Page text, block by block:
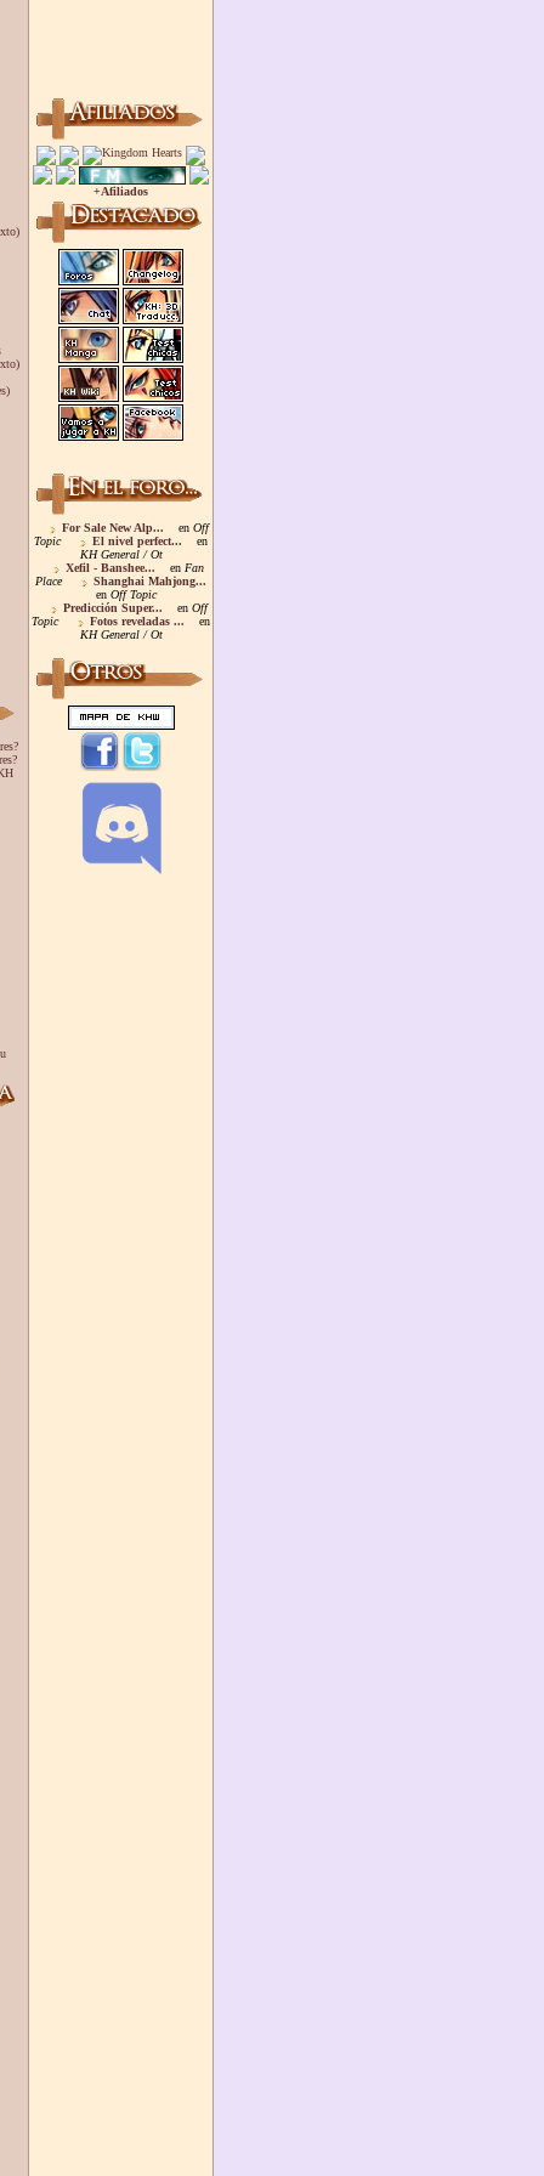
+Afiliados
For Sale New Alp... en Off
Topic
El nivel perfect...
en
KH General / Ot
Xefil - Banshee...
en Fan
Place
Shanghai Mahjong...
en Off Topic
Predicción Super...
en Off
Topic
Fotos reveladas ...
en
KH General / Ot